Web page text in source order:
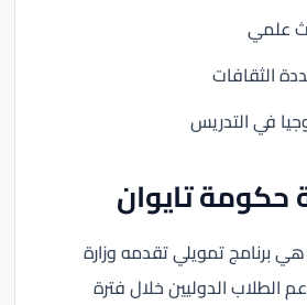
علمي
الثقافات
في التدريس
تايوان
برنامج تمويلي تقدمه وزارة
الطلاب الدوليين خلال فترة